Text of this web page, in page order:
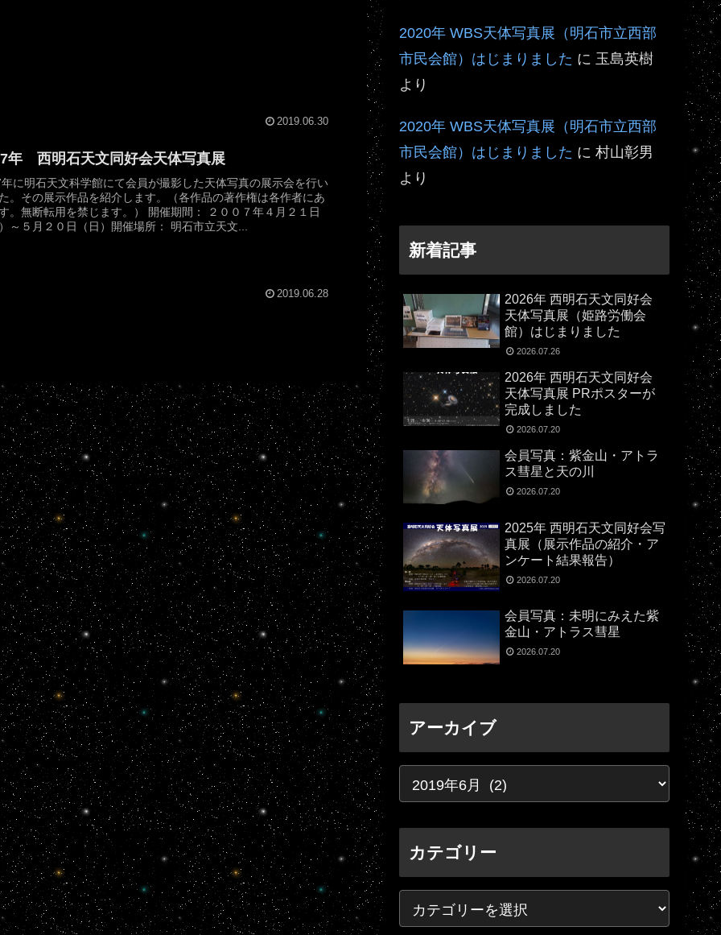
2019.06.30
年 西明石天文同好会天体写真展
に明石天文科学館にて会員が撮影した天体写真の展示会を行い
。その展示作品を紹介します。（各作品の著作権は各作者にあ
。無断転用を禁じます。） 開催期間： ２００７年４月２１日
～５月２０日（日）開催場所： 明石市立天文...
2019.06.28
2020年 WBS天体写真展（明石市立西部
市民会館）はじまりました に 玉島英樹
より
2020年 WBS天体写真展（明石市立西部
市民会館）はじまりました に 村山彰男
より
新着記事
2026年 西明石天文同好会
天体写真展（姫路労働会
館）はじまりました
2026.07.26
2026年 西明石天文同好会
天体写真展 PRポスターが
完成しました
2026.07.20
会員写真：紫金山・アトラ
ス彗星と天の川
2026.07.20
2025年 西明石天文同好会写
真展（展示作品の紹介・ア
ンケート結果報告）
2026.07.20
会員写真：未明にみえた紫
金山・アトラス彗星
2026.07.20
アーカイブ
カテゴリー